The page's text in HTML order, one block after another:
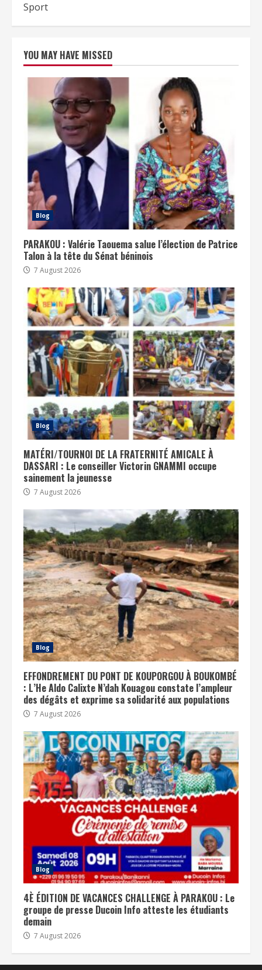
Sport
YOU MAY HAVE MISSED
Blog
PARAKOU : Valérie Taouema salue l’élection de Patrice
Talon à la tête du Sénat béninois
7 August 2026
Blog
MATÉRI/TOURNOI DE LA FRATERNITÉ AMICALE À
DASSARI : Le conseiller Victorin GNAMMI occupe
sainement la jeunesse
7 August 2026
Blog
EFFONDREMENT DU PONT DE KOUPORGOU À BOUKOMBÉ
: L’He Aldo Calixte N’dah Kouagou constate l’ampleur
des dégâts et exprime sa solidarité aux populations
7 August 2026
Blog
4È ÉDITION DE VACANCES CHALLENGE À PARAKOU : Le
groupe de presse Ducoin Info atteste les étudiants
demain
7 August 2026